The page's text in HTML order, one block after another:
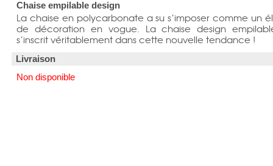
Chaise empilable design
La chaise en polycarbonate a su s’imposer comme un
de décoration en vogue. La chaise design
s’inscrit véritablement dans cette nouvelle tendance !
Livraison
Non disponible